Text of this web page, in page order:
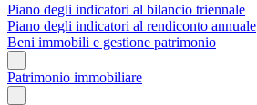
Piano degli indicatori al bilancio triennale
Piano degli indicatori al rendiconto annuale
Beni immobili e gestione patrimonio
Patrimonio immobiliare